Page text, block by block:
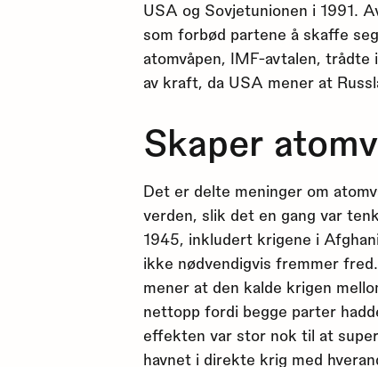
USA og Sovjetunionen i 1991.
som forbød partene å skaffe
atomvåpen, IMF-avtalen,
av kraft, da USA mener at
Skaper
Det er delte meninger om
verden, slik det en gang var
1945, inkludert krigene i
ikke nødvendigvis fremmer
mener at den kalde krigen
nettopp fordi begge parter
effekten var stor nok til at
havnet i direkte krig med